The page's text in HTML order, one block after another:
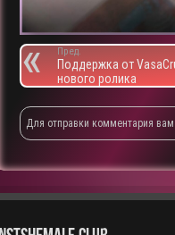
Пред.
Поддержка от
нового ролика
Для отправки комментария